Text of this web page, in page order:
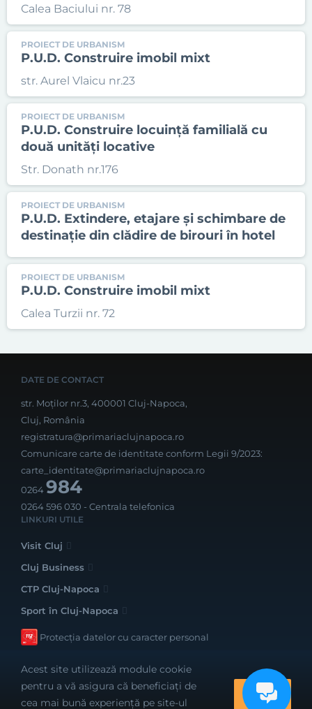
Calea Baciului nr. 78
PROIECT DE URBANISM
P.U.D. Construire imobil mixt
str. Aurel Vlaicu nr.23
PROIECT DE URBANISM
P.U.D. Construire locuință familială cu
două unități locative
Str. Donath nr.176
PROIECT DE URBANISM
P.U.D. Extindere, etajare și schimbare de
destinație din clădire de birouri în hotel
PROIECT DE URBANISM
P.U.D. Construire imobil mixt
Calea Turzii nr. 72
DATE DE CONTACT
str. Moților nr.3, 400001 Cluj-Napoca,
Cluj, România
registratura@primariaclujnapoca.ro
Comunicare carte de identitate conform Legii 9/2023:
carte_identitate@primariaclujnapoca.ro
0264984
0264 596 030 - Centrala telefonica
LINKURI UTILE
Visit Cluj
Cluj Business
CTP Cluj-Napoca
Sport în Cluj-Napoca
Protecția datelor cu caracter personal
Acest site utilizează module cookie
pentru a vă asigura că beneficiați de
cea mai bună experiență pe site-ul
OK